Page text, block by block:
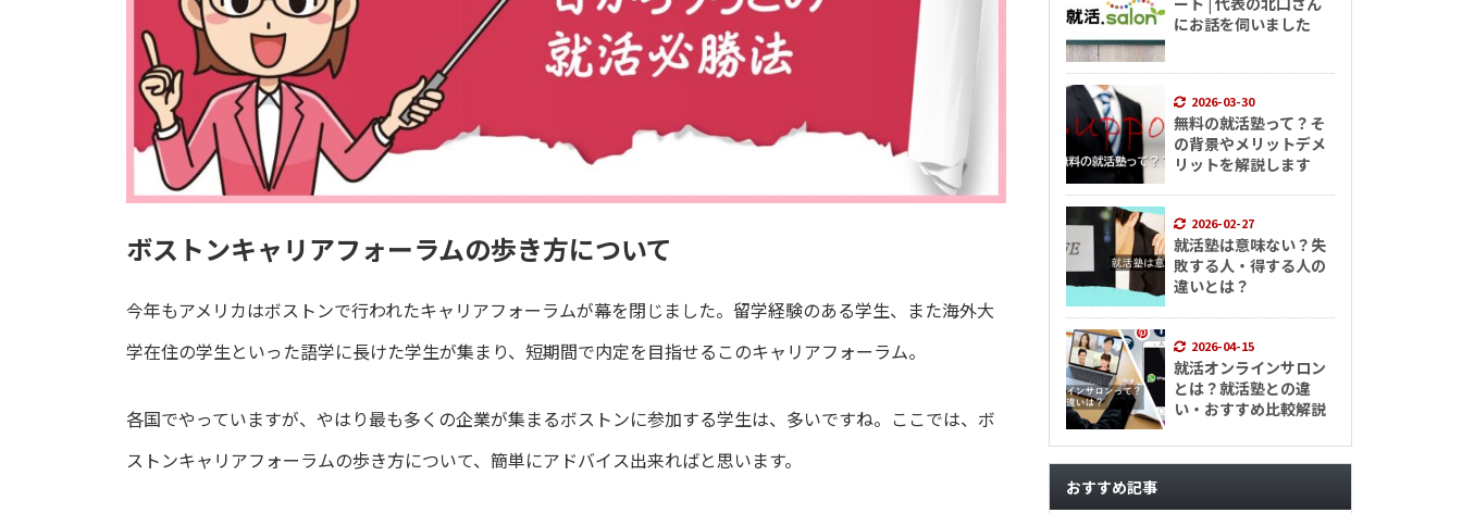
ボストンキャリアフォーラムの歩き方について
今年もアメリカはボストンで行われたキャリアフォーラムが幕を閉じました。留学経験のある学生、また海外大
学在住の学生といった語学に長けた学生が集まり、短期間で内定を目指せるこのキャリアフォーラム。
各国でやっていますが、やはり最も多くの企業が集まるボストンに参加する学生は、多いですね。ここでは、ボ
ストンキャリアフォーラムの歩き方について、簡単にアドバイス出来ればと思います。
にお話を伺いました
2026-03-30
無料の就活塾って？そ
の背景やメリットデメ
リットを解説します
2026-02-27
就活塾は意味ない？失
敗する人・得する人の
違いとは？
2026-04-15
就活オンラインサロン
とは？就活塾との違
い・おすすめ比較解説
おすすめ記事